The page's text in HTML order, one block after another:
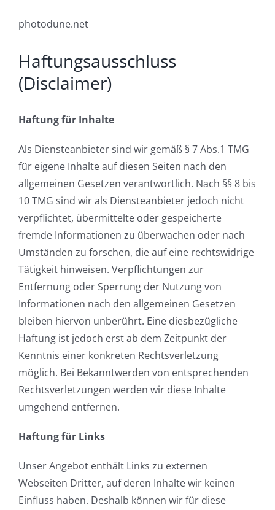
photodune.net
Haftungsausschluss
(Disclaimer)
Haftung für Inhalte
Als Diensteanbieter sind wir gemäß § 7 Abs.1 TMG
für eigene Inhalte auf diesen Seiten nach den
allgemeinen Gesetzen verantwortlich. Nach §§ 8 bis
10 TMG sind wir als Diensteanbieter jedoch nicht
verpflichtet, übermittelte oder gespeicherte
fremde Informationen zu überwachen oder nach
Umständen zu forschen, die auf eine rechtswidrige
Tätigkeit hinweisen. Verpflichtungen zur
Entfernung oder Sperrung der Nutzung von
Informationen nach den allgemeinen Gesetzen
bleiben hiervon unberührt. Eine diesbezügliche
Haftung ist jedoch erst ab dem Zeitpunkt der
Kenntnis einer konkreten Rechtsverletzung
möglich. Bei Bekanntwerden von entsprechenden
Rechtsverletzungen werden wir diese Inhalte
umgehend entfernen.
Haftung für Links
Unser Angebot enthält Links zu externen
Webseiten Dritter, auf deren Inhalte wir keinen
Einfluss haben. Deshalb können wir für diese